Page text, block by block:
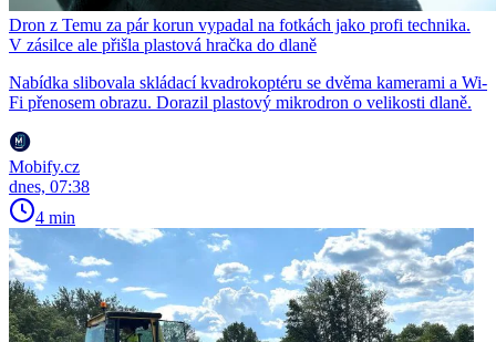
Dron z Temu za pár korun vypadal na fotkách jako profi technika.
V zásilce ale přišla plastová hračka do dlaně
Nabídka slibovala skládací kvadrokoptéru se dvěma kamerami a Wi-
Fi přenosem obrazu. Dorazil plastový mikrodron o velikosti dlaně.
Mobify.cz
dnes, 07:38
4 min